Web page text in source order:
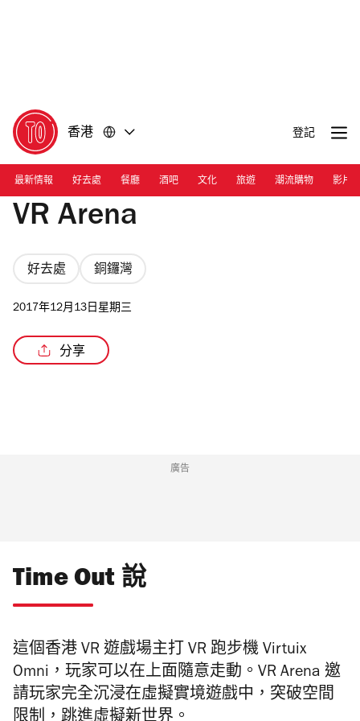
香港 登記
最新情報 好去處 餐廳 酒吧 文化 旅遊 潮流購物 影片
VR Arena
好去處 銅鑼灣
2017年12月13日星期三
分享
廣告
Time Out 說
這個香港 VR 遊戲場主打 VR 跑步機 Virtuix
Omni，玩家可以在上面隨意走動。VR Arena 邀
請玩家完全沉浸在虛擬實境遊戲中，突破空間